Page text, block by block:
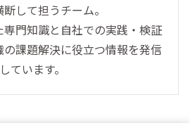
して担うチーム。
門知識と自社での実践・検証
課題解決に役立つ情報を発信
しています。